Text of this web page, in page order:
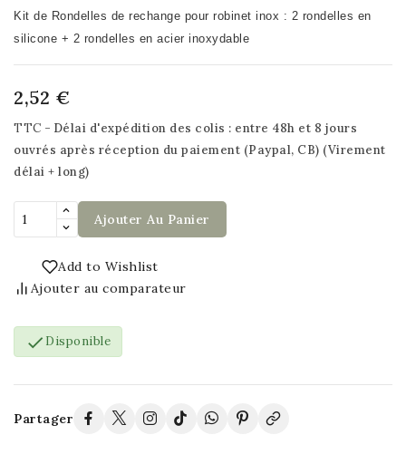
Kit de Rondelles de rechange pour robinet inox : 2 rondelles en
silicone + 2 rondelles en acier inoxydable
2,52 €
TTC
Délai d'expédition des colis : entre 48h et 8 jours
ouvrés après réception du paiement (Paypal, CB) (Virement
délai + long)
Ajouter Au Panier
Add to Wishlist
Ajouter au comparateur
 Disponible
Partager